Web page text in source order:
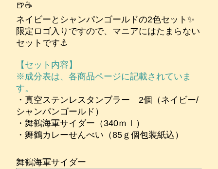
🍺☕
ネイビーとシャンパンゴールドの2色セット✨
限定ロゴ入りですので、マニアにはたまらない
セットです⚓
【セット内容】
※成分表は、各商品ページに記載されていま
す。
・真空ステンレスタンブラー 2個（ネイビー/
シャンパンゴールド）
・舞鶴海軍サイダー（340ｍｌ）
・舞鶴カレーせんべい（85 ｇ個包装紙込）
舞鶴海軍サイダー